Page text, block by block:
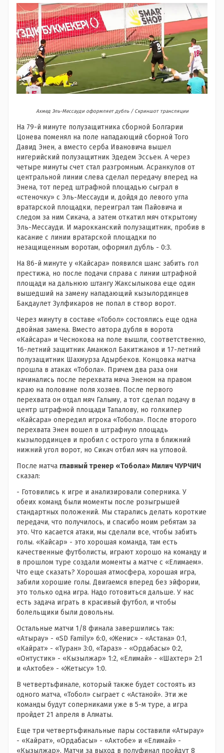
Ахмед Эль-Мессауди оформляет дубль / Скриншот трансляции
На 79-й минуте полузащитника сборной Болгарии
Цонева поменял на поле нападающий сборной Того
Давид Энен, а вместо серба Ивановича вышел
нигерийский полузащитник Эдедем Эссьен. А через
четыре минуты счет стал разгромным. Асранкулов от
центральной линии слева сделал передачу вперед на
Энена, тот перед штрафной площадью сыграл в
«стеночку» с Эль-Мессауди и, дойдя до левого угла
вратарской площадки, переиграл там Пайовича и
следом за ним Сикача, а затем откатил мяч открытому
Эль-Мессауди. И марокканский полузащитник, пробив в
касание с линии вратарской площадки по
незащищенным воротам, оформил дубль - 0:3.
На 86-й минуте у «Кайсара» появился шанс забить гол
престижа, но после подачи справа с линии штрафной
площади на дальнюю штангу Жаксылыкова еще один
вышедший на замену нападающий кызылординцев
Бакдаулет Зулфикаров не попал в створ ворот.
Через минуту в составе «Тобол» состоялись еще одна
двойная замена. Вместо автора дубля в ворота
«Кайсара» и Чеснокова на поле вышли, соответственно,
16-летний защитник Аманжол Бакитжанов и 17-летний
полузащитник Шахмурза Адырбеков. Концовка матча
прошла в атаках «Тобола». Причем два раза они
начинались после перехвата мяча Эненом на правом
краю на половине поля хозяев. После первого
перехвата он отдал мяч Галыму, а тот сделал подачу в
центр штрафной площади Тапалову, но голкипер
«Кайсара» опередил игрока «Тобола». После второго
перехвата Энен вошел в штрафную площадь
кызылординцев и пробил с острого угла в ближний
нижний угол ворот, но Сикач отбил мяч на угловой.
После матча главный тренер «Тобола» Милич ЧУРЧИЧ
сказал:
- Готовились к игре и анализировали соперника. У
обеих команд были моменты после розыгрышей
стандартных положений. Мы старались делать короткие
передачи, что получилось, и спасибо моим ребятам за
это. Что касается атаки, мы сделали все, чтобы забить
голы. «Кайсар» - это хорошая команда, там есть
качественные футболисты, играют хорошо на команду и
в прошлом туре создали моменты а матче с «Елимаем».
Что еще сказать? Хорошая атмосфера, хорошая игра,
забили хорошие голы. Двигаемся вперед без эйфории,
это только одна игра. Надо готовиться дальше. У нас
есть задача играть в красивый футбол, и чтобы
болельщики были довольны.
Остальные матчи 1/8 финала завершились так:
«Атырау» - «SD Family» 6:0, «Женис» - «Астана» 0:1,
«Кайрат» - «Туран» 3:0, «Тараз» - «Ордабасы» 0:2,
«Онтустик» - «Кызылжар» 1:2, «Елимай» - «Шахтер» 2:1
и «Актобе» - «Жетысу» 1:0.
В четвертьфинале, который также будет состоять из
одного матча, «Тобол» сыграет с «Астаной». Эти же
команды будут соперниками уже в 5-м туре, а игра
пройдет 21 апреля в Алматы.
Еще три четвертьфинальные пары составили «Атырау»
- «Кайрат», «Ордабасы» - «Актобе» и «Елимай» -
«Кызылжар». Матчи за выход в полуфинал пройдут 8